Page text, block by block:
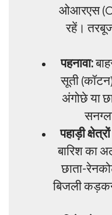
ओआरएस
रहें।
पहनावा:
सूती
अंगोछे या
पहाड़ी
बारिश का
छाता-
बिजली कड़कने